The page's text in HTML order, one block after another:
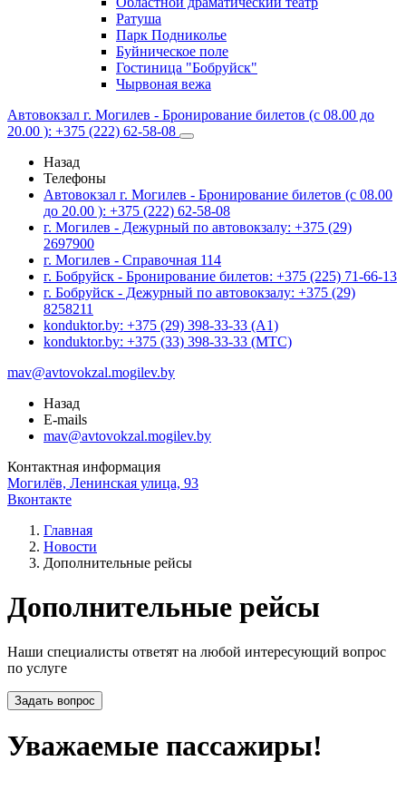
Ратуша
Парк Подниколье
Буйническое поле
Гостиница "Бобруйск"
Чырвоная вежа
Автовокзал г. Могилев - Бронирование билетов (с 08.00 до
20.00 ): +375 (222) 62-58-08
Назад
Телефоны
Автовокзал г. Могилев - Бронирование билетов (с 08.00
до 20.00 ): +375 (222) 62-58-08
г. Могилев - Дежурный по автовокзалу: +375 (29)
2697900
г. Могилев - Справочная 114
г. Бобруйск - Бронирование билетов: +375 (225) 71-66-13
г. Бобруйск - Дежурный по автовокзалу: +375 (29)
8258211
konduktor.by: +375 (29) 398-33-33 (A1)
konduktor.by: +375 (33) 398-33-33 (МТС)
mav@avtovokzal.mogilev.by
Назад
E-mails
mav@avtovokzal.mogilev.by
Контактная информация
Могилёв, Ленинская улица, 93
Вконтакте
Главная
Новости
Дополнительные рейсы
Дополнительные рейсы
Наши специалисты ответят на любой интересующий вопрос
по услуге
Задать вопрос
Уважаемые пассажиры!